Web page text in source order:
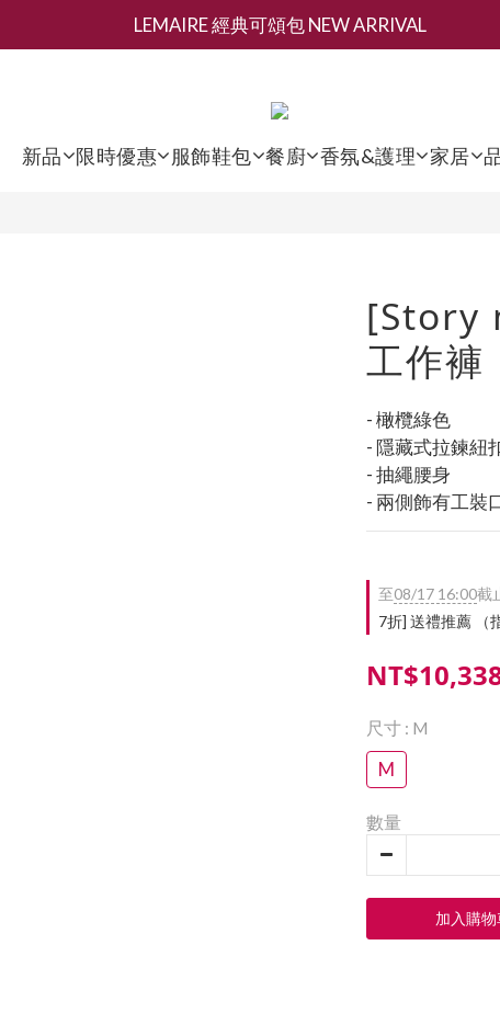
新會員募集現領抵用千元購物金
LEMAIRE 經典可頌包 NEW ARRIVAL
新會員募集現領抵用千元購物金
新品 限時優惠 服飾鞋包 餐廚 香氛&護理 家居
[Story
工作褲
- 橄欖綠色
- 隱藏式拉鍊紐
- 抽繩腰身
- 兩側飾有工裝
至08/17 16:00截
7折] 送禮推薦 （
尺寸 : M
M
數量
加入購物